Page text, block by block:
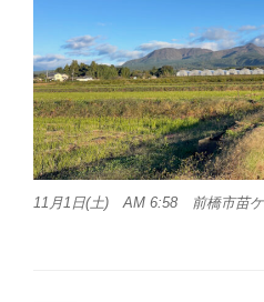
11月1日(土) AM 6:58 前橋市苗